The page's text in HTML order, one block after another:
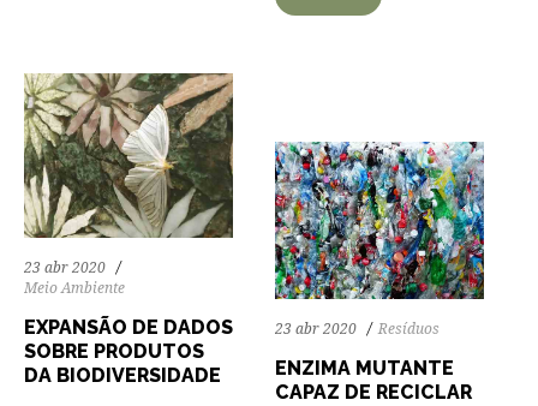
23 abr 2020
Meio Ambiente
EXPANSÃO DE DADOS
SOBRE PRODUTOS
DA BIODIVERSIDADE
23 abr 2020 Resíduos
ENZIMA MUTANTE
CAPAZ DE RECICLAR